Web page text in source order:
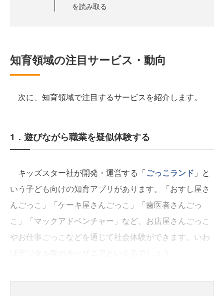
を読み取る
知育領域の注目サービス・動向
次に、知育領域で注目するサービスを紹介します。
1．遊びながら職業を疑似体験する
キッズスター社が開発・運営する「ごっこランド 」と
いう子ども向けの知育アプリがあります。「おすし屋さ
んごっこ」「ケーキ屋さんごっこ」「歯医者さんごっ
こ」「マックアドベンチャー」など、お店屋さんごっこ
やお仕事ごっこなどを通じて社会体験ができます。いわ